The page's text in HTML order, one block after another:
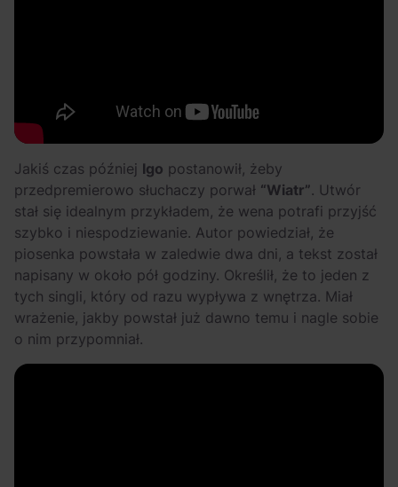
Jakiś czas później Igo postanowił, żeby
przedpremierowo słuchaczy porwał “Wiatr”. Utwór
stał się idealnym przykładem, że wena potrafi przyjść
szybko i niespodziewanie. Autor powiedział, że
piosenka powstała w zaledwie dwa dni, a tekst został
napisany w około pół godziny. Określił, że to jeden z
tych singli, który od razu wypływa z wnętrza. Miał
wrażenie, jakby powstał już dawno temu i nagle sobie
o nim przypomniał.